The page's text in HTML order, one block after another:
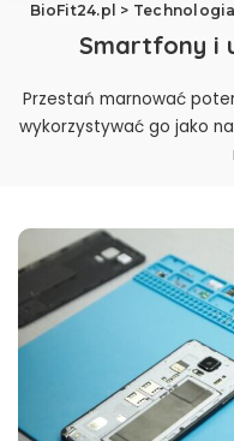
BioFit24.pl > Technologia
Smartfony i
Przestań marnować
wykorzystywać go jako